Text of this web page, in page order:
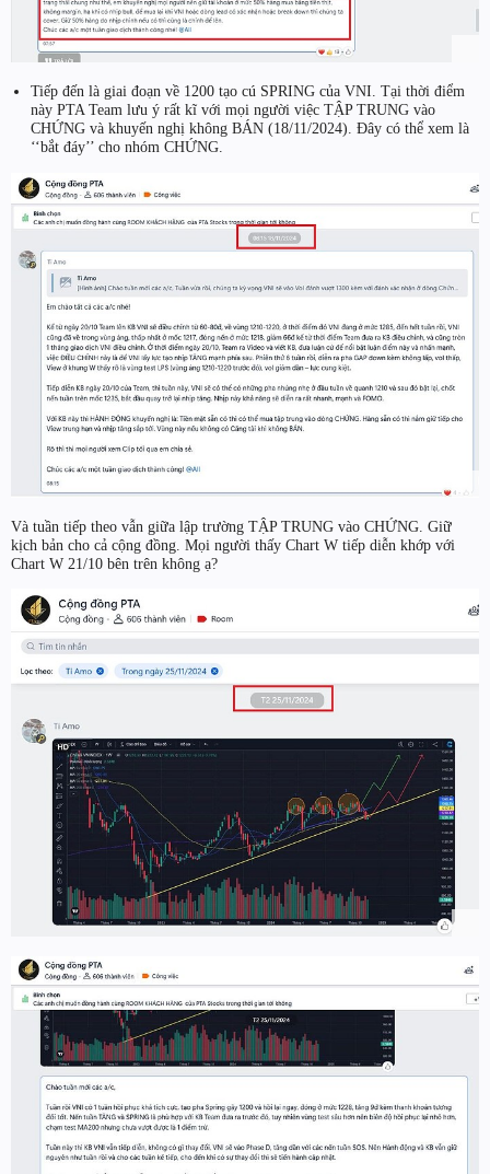
Tiếp đến là giai đoạn về 1200 tạo cú SPRING của VNI. Tại thời điểm
này PTA Team lưu ý rất kĩ với mọi người việc TẬP TRUNG vào
CHỨNG và khuyến nghị không BÁN (18/11/2024). Đây có thể xem là
‘‘bắt đáy’’ cho nhóm CHỨNG.
Và tuần tiếp theo vẫn giữa lập trường TẬP TRUNG vào CHỨNG. Giữ
kịch bản cho cả cộng đồng. Mọi người thấy Chart W tiếp diễn khớp với
Chart W 21/10 bên trên không ạ?